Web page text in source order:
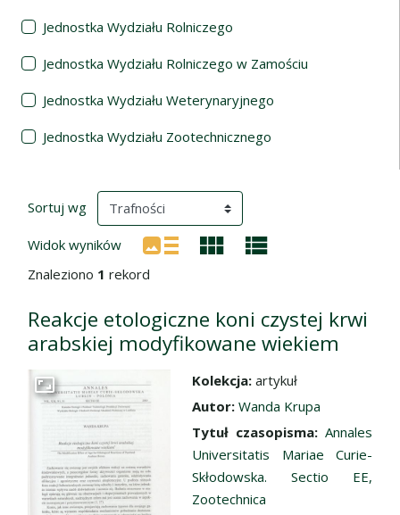
Jednostka Wydziału Rolniczego
Jednostka Wydziału Rolniczego w Zamościu
Jednostka Wydziału Weterynaryjnego
Jednostka Wydziału Zootechnicznego
Wyniki wyszukiwania
Sortuj wg (automatyczne przeładowanie treści)
Widok wyników
Znaleziono 1 rekord
Reakcje etologiczne koni czystej krwi
arabskiej modyfikowane wiekiem
Przejdź do zbioru
Kolekcja: artykuł
Autor: Wanda Krupa
Tytuł czasopisma: Annales
Universitatis Mariae Curie-
Skłodowska. Sectio EE,
Zootechnica